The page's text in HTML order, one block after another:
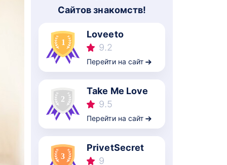
Cайтов знакомств!
Loveeto
9.2
Перейти на сайт
Take Me Love
9.5
Перейти на сайт
PrivetSecret
9